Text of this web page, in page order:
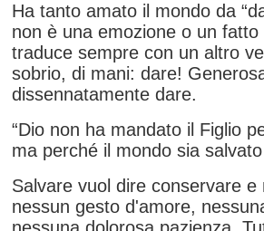
Ha tanto amato il mondo da
non è una emozione o un
traduce sempre con un altro
sobrio, di mani: dare!
dissennatamente dare.
“Dio non ha mandato il Figlio
ma perché il mondo sia
Salvare vuol dire conservare
nessun gesto d'amore,